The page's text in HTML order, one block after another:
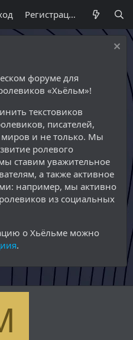
Регистрация
форуме для
«Хьёльм»!
текстовиков
писателей,
и не только. Мы
ролевого
ставим уважительное
а также активное
например, мы активно
из социальных
о Хьёльме можно
.